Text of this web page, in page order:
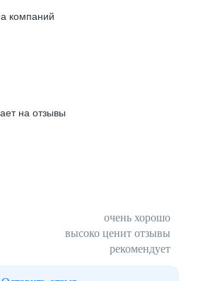
компаний
на отзывы
очень хорошо
высоко ценит отзывы
рекомендует